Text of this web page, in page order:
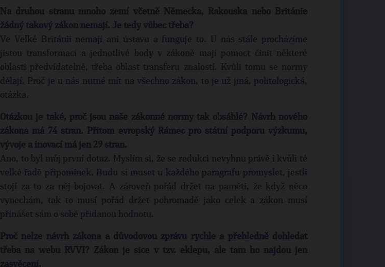
Na druhou stranu mnoho zemí včetně Německa, Rakouska nebo Británie
žádný takový zákon nemají. Je tedy vůbec třeba?
Ve Velké Británii nemají ani ústavu a funguje to. U nás stále procházíme
jistou transformací a jednotlivé body v zákoně mají pomoct činit některé
oblasti předvídatelné, třeba oblast transferu znalostí. Kvůli tomu se normy
dělají. Proč je u nás nutné mít na všechno zákon, to je už jiná, politologická,
otázka.
Otázkou je také, proč jsou naše zákonné normy tak obsáhlé? Návrh nového
zákona má 74 stran. Přitom evropský Rámec pro státní podporu výzkumu,
vývoje a inovací má jen 29 stran.
Ano, to byl můj první dotaz. Myslím si, že se redukci nevyhnu právě i kvůli té
velké řadě připomínek. Budu si muset u každého paragrafu promyslet, jestli
stojí za to za něj bojovat. A zároveň pořád držet na paměti, že když něco
vynechám, tak to musí pořád držet pohromadě jako celek a zákon musí
přinášet sám o sobě přidanou hodnotu.
Proč nelze návrh zákona a důvodovou zprávu rychle a přehledně dohledat
třeba na webu RVVI? Zákon je sice v tzv. eklepu, ale tam ho najdou jen
zasvěcení.